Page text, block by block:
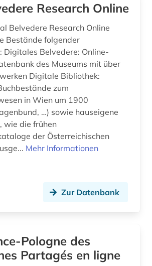
Research Online
Belvedere Research Online
Bestände folgender
des Museums mit über
Bibliothek:
zum
in Wien um 1900
…) sowie hauseigene
wie die frühen
der Österreichischen
Mehr Informationen
Zur Datenbank
Pologne des
Partagés en ligne